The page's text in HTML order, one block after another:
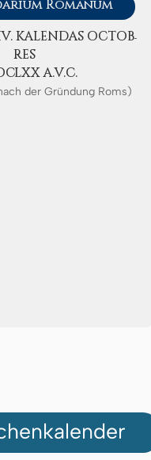
Romanum
KA­LEN­DAS OC­TOB­
RES
A.V.C.
der Gründung Roms)